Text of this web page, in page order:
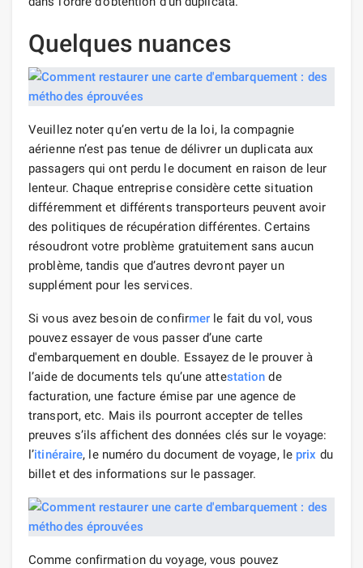
Quelques nuances
Veuillez noter qu’en vertu de la loi, la compagnie
aérienne n’est pas tenue de délivrer un duplicata aux
passagers qui ont perdu le document en raison de leur
lenteur. Chaque entreprise considère cette situation
différemment et différents transporteurs peuvent avoir
des politiques de récupération différentes. Certains
résoudront votre problème gratuitement sans aucun
problème, tandis que d’autres devront payer un
supplément pour les services.
Si vous avez besoin de confirmer le fait du vol, vous
pouvez essayer de vous passer d’une carte
d'embarquement en double. Essayez de le prouver à
l’aide de documents tels qu’une attestation de
facturation, une facture émise par une agence de
transport, etc. Mais ils pourront accepter de telles
preuves s’ils affichent des données clés sur le voyage:
l’itinéraire, le numéro du document de voyage, le prix du
billet et des informations sur le passager.
Comme confirmation du voyage, vous pouvez